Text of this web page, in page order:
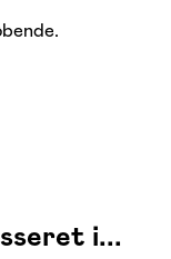
i...